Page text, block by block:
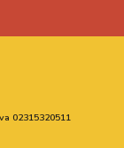
02315320511